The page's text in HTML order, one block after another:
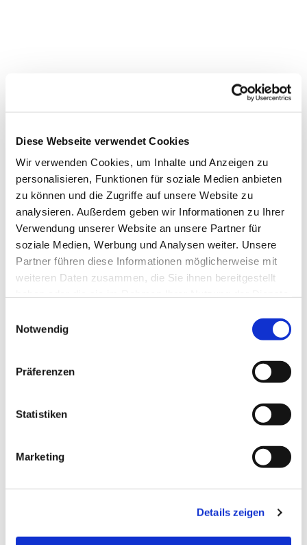
Diese Webseite verwendet Cookies
Wir verwenden Cookies, um Inhalte und Anzeigen zu
personalisieren, Funktionen für soziale Medien anbieten
zu können und die Zugriffe auf unsere Website zu
analysieren. Außerdem geben wir Informationen zu Ihrer
Verwendung unserer Website an unsere Partner für
soziale Medien, Werbung und Analysen weiter. Unsere
Partner führen diese Informationen möglicherweise mit
weiteren Daten zusammen, die Sie ihnen bereitgestellt
Notwendig
Präferenzen
Statistiken
Marketing
Details zeigen
Dies könnte Sie auch
interessieren